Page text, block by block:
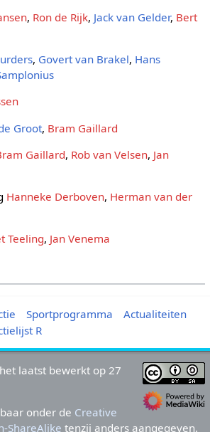
, Ron de Rijk, Jack van Gelder, Bert
, Govert van Brakel, Hans
Groot, Bram Gaillard
Gaillard, Rob van Velsen, Jan
Hanneke Derboven, Herman van der
Teeling, Jan Venema
Sportprogramma
Actualiteiten
R
laatst bewerkt op 27
onder de Creative
ShareAlike tenzij anders aangegeven.